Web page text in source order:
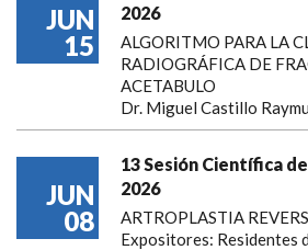
JUN
15
2026
ALGORITMO PARA LA
RADIOGRÁFICA DE
ACETABULO
Dr. Miguel Castillo
JUN
08
13 Sesión Científica
2026
ARTROPLASTIA
Expositores: Residentes